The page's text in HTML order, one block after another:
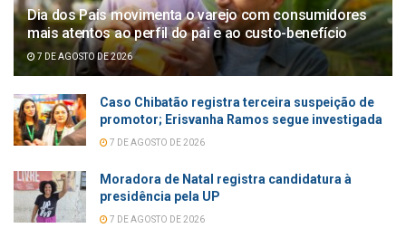
Dia dos Pais movimenta o varejo com consumidores
mais atentos ao perfil do pai e ao custo-benefício
7 DE AGOSTO DE 2026
Caso Chibatão registra terceira suspeição de
promotor; Erisvanha Ramos segue investigada
7 DE AGOSTO DE 2026
Moradora de Natal registra candidatura à
presidência pela UP
7 DE AGOSTO DE 2026